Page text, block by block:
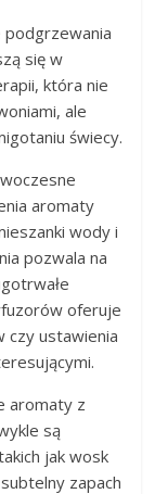
podgrzewania
się w
która nie
ale
świecy.
aromaty
wody i
pozwala na
oferuje
czy ustawienia
aromaty z
są
jak wosk
zapach